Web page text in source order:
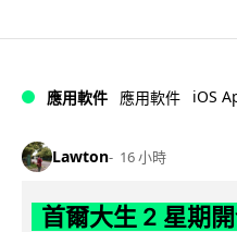
應用軟件 應用軟件 iOS
Lawton 16 小時
首爾大生 2 星期